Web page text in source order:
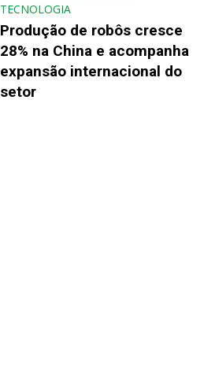
TECNOLOGIA
Produção de robôs cresce
28% na China e acompanha
expansão internacional do
setor